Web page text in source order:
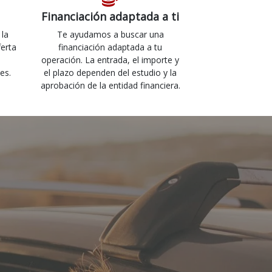
Financiación adaptada a ti
Te ayudamos a buscar una
financiación adaptada a tu
operación. La entrada, el importe y
el plazo dependen del estudio y la
aprobación de la entidad financiera.